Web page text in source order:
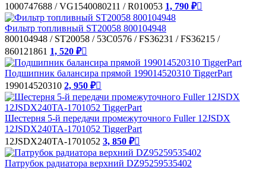
1000747688 / VG1540080211 / R010053 1, 790 ₽
Фильтр топливный ST20058 800104948
800104948 / ST20058 / 53C0576 / FS36231 / FS36215 /
860121861 1, 520 ₽
Подшипник балансира прямой 199014520310 TiggerPart
199014520310 2, 950 ₽
Шестерня 5-й передачи промежуточного Fuller 12JSDX
12JSDX240TA-1701052 TiggerPart
12JSDX240TA-1701052 3, 850 ₽
Патрубок радиатора верхний DZ95259535402